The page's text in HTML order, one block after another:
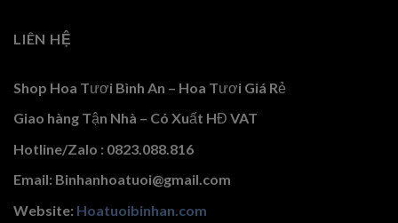
LIÊN HỆ
Shop Hoa Tươi Bình An – Hoa Tươi Giá Rẻ
Giao hàng Tận Nhà – Có Xuất HĐ VAT
Hotline/Zalo : 0823.088.816
Email: Binhanhoatuoi@gmail.com
Website: Hoatuoibinhan.com